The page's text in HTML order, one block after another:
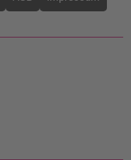
shopping_cart
Canon 046